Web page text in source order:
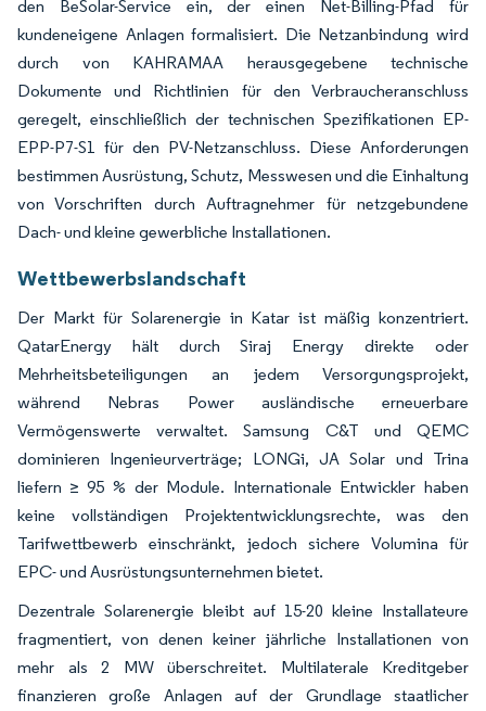
den BeSolar-Service ein, der einen Net-Billing-Pfad für
kundeneigene Anlagen formalisiert. Die Netzanbindung wird
durch von KAHRAMAA herausgegebene technische
Dokumente und Richtlinien für den Verbraucheranschluss
geregelt, einschließlich der technischen Spezifikationen EP-
EPP-P7-S1 für den PV-Netzanschluss. Diese Anforderungen
bestimmen Ausrüstung, Schutz, Messwesen und die Einhaltung
von Vorschriften durch Auftragnehmer für netzgebundene
Dach- und kleine gewerbliche Installationen.
Wettbewerbslandschaft
Der Markt für Solarenergie in Katar ist mäßig konzentriert.
QatarEnergy hält durch Siraj Energy direkte oder
Mehrheitsbeteiligungen an jedem Versorgungsprojekt,
während Nebras Power ausländische erneuerbare
Vermögenswerte verwaltet. Samsung C&T und QEMC
dominieren Ingenieurverträge; LONGi, JA Solar und Trina
liefern ≥ 95 % der Module. Internationale Entwickler haben
keine vollständigen Projektentwicklungsrechte, was den
Tarifwettbewerb einschränkt, jedoch sichere Volumina für
EPC- und Ausrüstungsunternehmen bietet.
Dezentrale Solarenergie bleibt auf 15-20 kleine Installateure
fragmentiert, von denen keiner jährliche Installationen von
mehr als 2 MW überschreitet. Multilaterale Kreditgeber
finanzieren große Anlagen auf der Grundlage staatlicher